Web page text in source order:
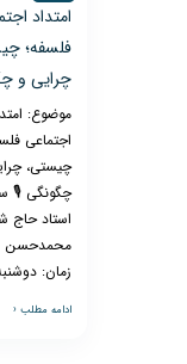
امتداد
فلسفه؛
چرایی و
موضوع:
اجتماعی
چیستی،
چگونگی 🎙
استاد حاج
محمدحسن
زمان:
ادامه مطلب ‹